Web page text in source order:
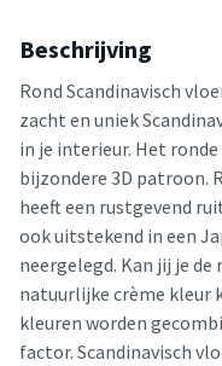
Beschrijving
Rond Scandinavisch
zacht en uniek
in je interieur. Het
bijzondere 3D patroon.
heeft een rustgevend
ook uitstekend in een
neergelegd. Kan jij je
natuurlijke crème kleur
kleuren worden
factor. Scandinavisch